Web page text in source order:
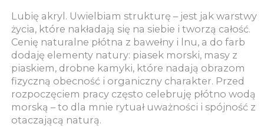
Lubię akryl. Uwielbiam strukturę – jest jak warstwy
życia, które nakładają się na siebie i tworzą całość.
Cenię naturalne płótna z bawełny i lnu, a do farb
dodaję elementy natury: piasek morski, masy z
piaskiem, drobne kamyki, które nadają obrazom
fizyczną obecność i organiczny charakter. Przed
rozpoczęciem pracy często celebruję płótno wodą
morską – to dla mnie rytuał uważności i spójność z
otaczającą naturą.